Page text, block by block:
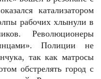
катализатором
рабочих хлынули в
Революционеры
Полиции не
так как матросы
обстрелять город с